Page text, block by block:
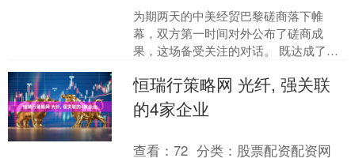
为期两天的中美经贸巴黎磋商落下帷
幕，双方第一时间对外公布了磋商成
果，这场备受关注的对话。 既达成了一
的真实心态展露无遗。 美国....
恒瑞行策略网 光纤, 强关联
的4家企业
查看：72 分类： 股票配资配资网